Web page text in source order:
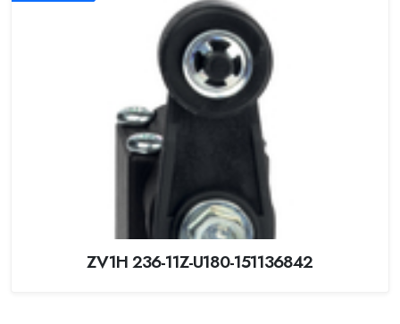
ZV1H 236-11Z-U180-151136842